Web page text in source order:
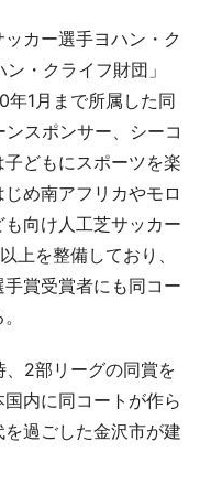
カー選手ヨハン・ク
・クライフ財団」
1月まで所属した同
スポンサー、シーコ
どもにスポーツを楽
め南アフリカやモロ
向け人工芝サッカー
上を整備しており、
賞受賞者にも同コー
2部リーグの同賞を
内に同コートが作ら
過ごした金沢市が建